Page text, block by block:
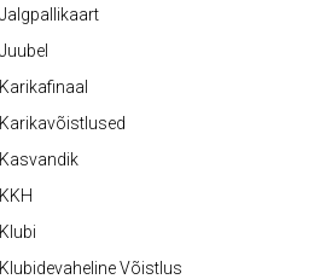
Jalgpallikaart
Juubel
Karikafinaal
Karikavõistlused
Kasvandik
KKH
Klubi
Klubidevaheline Võistlus